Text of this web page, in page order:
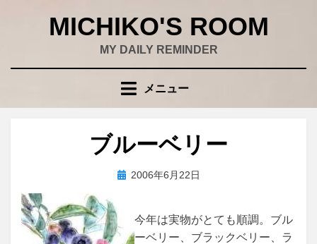
MICHIKO'S ROOM
MY DAILY REMINDER
メニュー
ブルーベリー
投稿者wad
投 2006年6月22日
今年は実物がとても順調。ブル
ーベリー、ブラックベリー、ラ